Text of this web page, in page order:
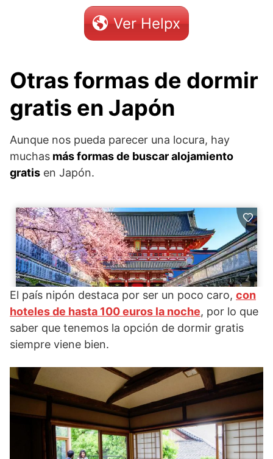
Ver Helpx
Otras formas de dormir
gratis en Japón
Aunque nos pueda parecer una locura, hay
muchas más formas de buscar alojamiento
gratis en Japón.
El país nipón destaca por ser un poco caro, con
hoteles de hasta 100 euros la noche, por lo que
saber que tenemos la opción de dormir gratis
siempre viene bien.